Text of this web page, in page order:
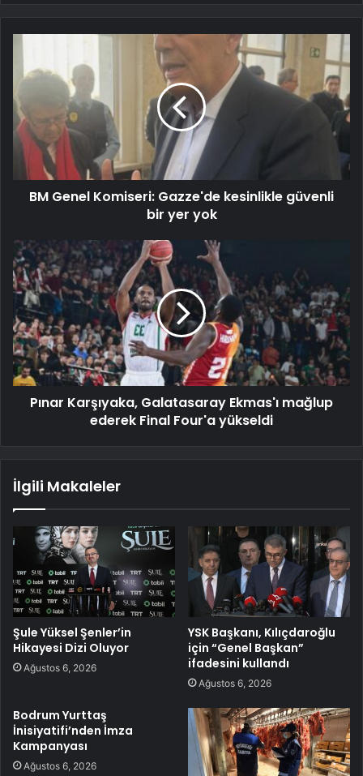
BM Genel Komiseri: Gazze'de kesinlikle güvenli
bir yer yok
Pınar Karşıyaka, Galatasaray Ekmas'ı mağlup
ederek Final Four'a yükseldi
İlgili Makaleler
Şule Yüksel Şenler’in
Hikayesi Dizi Oluyor
Ağustos 6, 2026
YSK Başkanı, Kılıçdaroğlu
için “Genel Başkan”
ifadesini kullandı
Ağustos 6, 2026
Bodrum Yurttaş
İnisiyatifi’nden İmza
Kampanyası
Ağustos 6, 2026